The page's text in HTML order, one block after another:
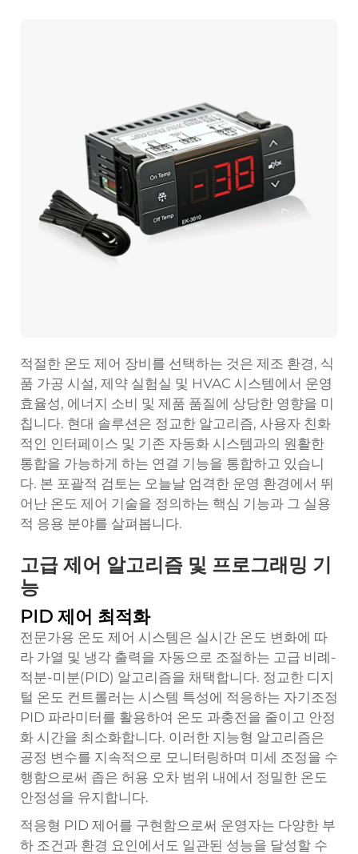
적절한 온도 제어 장비를 선택하는 것은 제조 환경, 식
품 가공 시설, 제약 실험실 및 HVAC 시스템에서 운영
효율성, 에너지 소비 및 제품 품질에 상당한 영향을 미
칩니다. 현대 솔루션은 정교한 알고리즘, 사용자 친화
적인 인터페이스 및 기존 자동화 시스템과의 원활한
통합을 가능하게 하는 연결 기능을 통합하고 있습니
다. 본 포괄적 검토는 오늘날 엄격한 운영 환경에서 뛰
어난 온도 제어 기술을 정의하는 핵심 기능과 그 실용
적 응용 분야를 살펴봅니다.
고급 제어 알고리즘 및 프로그래밍 기
능
PID 제어 최적화
전문가용 온도 제어 시스템은 실시간 온도 변화에 따
라 가열 및 냉각 출력을 자동으로 조절하는 고급 비례-
적분-미분(PID) 알고리즘을 채택합니다. 정교한 디지
털 온도 컨트롤러는 시스템 특성에 적응하는 자기조정
PID 파라미터를 활용하여 온도 과충전을 줄이고 안정
화 시간을 최소화합니다. 이러한 지능형 알고리즘은
공정 변수를 지속적으로 모니터링하며 미세 조정을 수
행함으로써 좁은 허용 오차 범위 내에서 정밀한 온도
안정성을 유지합니다.
적응형 PID 제어를 구현함으로써 운영자는 다양한 부
하 조건과 환경 요인에서도 일관된 성능을 달성할 수